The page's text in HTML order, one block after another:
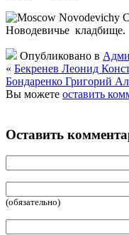
Новодевичье кладбище.
Опубликовано в
« Бекренев Леонид
Бондаренко Григорий
Вы можете оставить
Оставить
(обязательно)